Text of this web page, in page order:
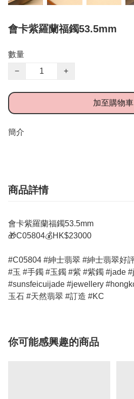
會卡紫羅蘭福鐲53.5mm
數量
−
+
加至購物車
簡介
商品詳情
會卡紫羅蘭福鐲53.5mm
🎁C05804💰HK$23000
#C05804 #紳士翡翠 #紳士翡翠好
#玉 #手鐲 #玉鐲 #紫 #紫鐲 #jade
#sunsfeicuijade #jewellery
玉石 #天然翡翠 #訂造 #KC
你可能感興趣的商品